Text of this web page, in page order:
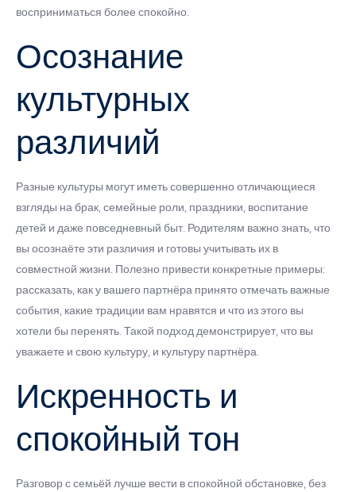
восприниматься более спокойно.
Осознание
культурных
различий
Разные культуры могут иметь совершенно отличающиеся
взгляды на брак, семейные роли, праздники, воспитание
детей и даже повседневный быт. Родителям важно знать, что
вы осознаёте эти различия и готовы учитывать их в
совместной жизни. Полезно привести конкретные примеры:
рассказать, как у вашего партнёра принято отмечать важные
события, какие традиции вам нравятся и что из этого вы
хотели бы перенять. Такой подход демонстрирует, что вы
уважаете и свою культуру, и культуру партнёра.
Искренность и
спокойный тон
Разговор с семьёй лучше вести в спокойной обстановке, без